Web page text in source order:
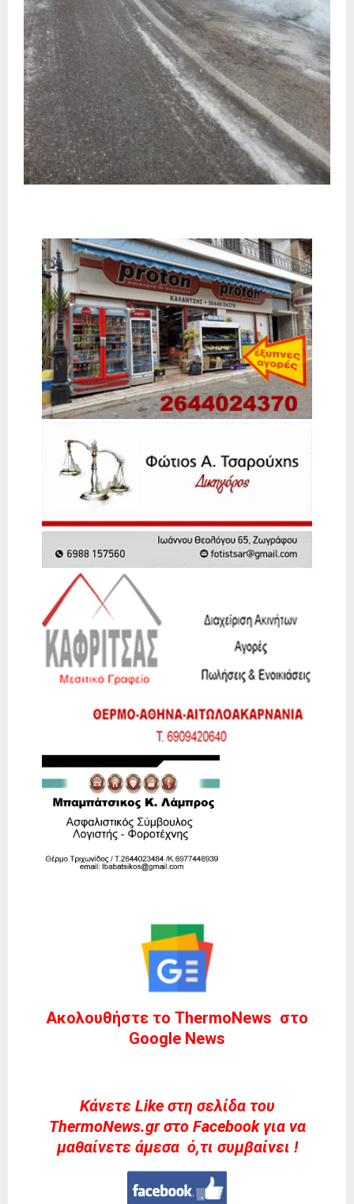
Ακολουθήστε το ThermoNews στο
Google News
Kάνετε Like στη σελίδα του
ThermoNews.gr στο Facebook για να
μαθαίνετε άμεσα ό,τι συμβαίνει !